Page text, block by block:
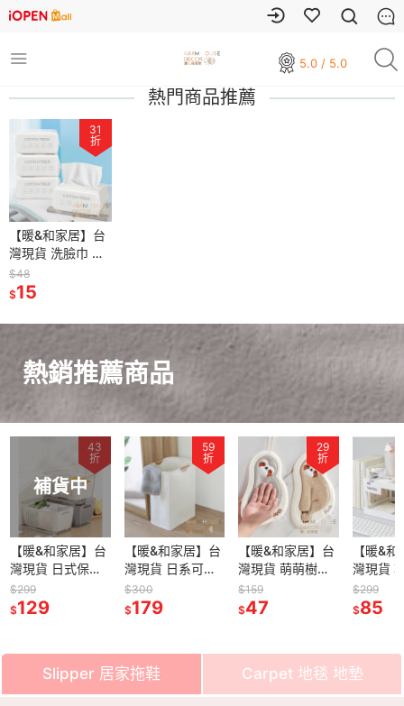
5.0 / 5.0
熱門商品推薦
31
折
【暖&和家居】台
灣現貨 洗臉巾 加
厚洗臉巾 一次性
洗臉巾 純棉洗臉
潔面巾 臉部清潔
巾 珍珠紋 洗臉巾
$48
$15
熱銷推薦商品
補貨中
43
折
【暖&和家居】台
灣現貨 日式保鮮
瀝水盒 保鮮盒 瀝
水保鮮盒 冰箱保
收納保鮮盒 保鮮
$299
$129
59
折
【暖&和家居】台
灣現貨 日系可折
疊髒衣籃 置物籃
洗衣籃 無印風收
布面收納籃 收納
籃
$300
$179
29
折
【暖&和家居】台
灣現貨 萌萌樹懶
擦手巾 浴室擦手
巾 樹懶擦手巾 毛
擦手巾 可機洗擦
手巾
$159
$47
【暖&
灣現貨
桌面收
收納架
納架 收
收納
$299
$85
Slipper 居家拖鞋 Carpet 地毯 地墊